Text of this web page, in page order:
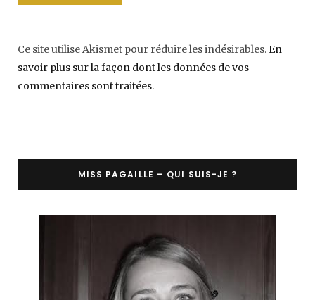
Ce site utilise Akismet pour réduire les indésirables.En
savoir plus sur la façon dont les données de vos
commentaires sont traitées.
MISS PAGAILLE – QUI SUIS-JE ?